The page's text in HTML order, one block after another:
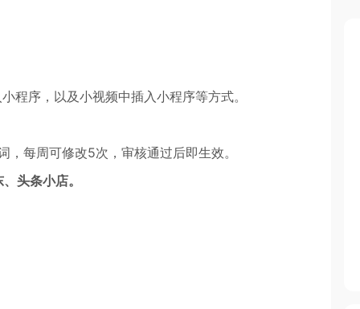
程序，以及小视频中插入小程序等方式。
每周可修改5次，审核通过后即生效。
头条小店。